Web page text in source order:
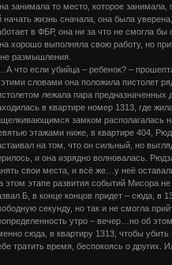
занимала то место, которое занимала,
начать жизнь сначала, она была
в ФБР, она ни за что не смогла бы
хорошо выполняла свою работу, но
размышления.
что если убийца – ребенок? –
словами она положила пистолет
лежала пара
в квартире номер 1313, где
замком располагалась
этажами ниже, в квартире 404,
на том, что он сильный, но
и она изрядно волновалась.
свои места, и всё же…у неё
этом этапе развития событий Мисора
Б, в конце концов придет – сюда,
секунду, но так и не смогла
утро – вечер…но об
сюда, в квартиру 1313, чтобы
тратить время, беспокоясь о других.